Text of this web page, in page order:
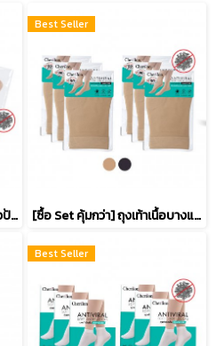
[ซื้อ Set คุ้มกว่า] ถุงน่องเต็มตัวป้องกันไวรัส รหัส ATVPH จำนวน 3 คู่
Best Seller
[ซื้อ Set คุ้มกว่า] ถุงเท้าเนื้อบางแบบสั้นป้องกันไวรัส 6 คู่ รหัส ATVAH
Best Seller